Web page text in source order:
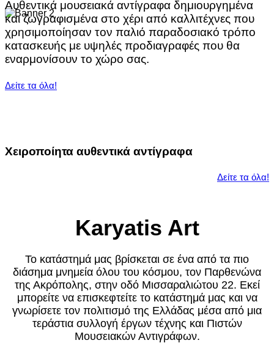
Αυθεντικά μουσειακά αντίγραφα δημιουργημένα
και ζωγραφισμένα στο χέρι από καλλιτέχνες που
χρησιμοποίησαν τον παλιό παραδοσιακό τρόπο
κατασκευής με υψηλές προδιαγραφές που θα
εναρμονίσουν το χώρο σας.
Δείτε τα όλα!
Χειροποίητα αυθεντικά αντίγραφα
Δείτε τα όλα!
Karyatis Art
Το κατάστημά μας βρίσκεται σε ένα από τα πιο
διάσημα μνημεία όλου του κόσμου, τον Παρθενώνα
της Ακρόπολης, στην οδό Μισσαραλιώτου 22. Εκεί
μπορείτε να επισκεφτείτε το κατάστημά μας και να
γνωρίσετε τον πολιτισμό της Ελλάδας μέσα από μια
τεράστια συλλογή έργων τέχνης και Πιστών
Μουσειακών Αντιγράφων.